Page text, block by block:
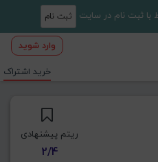
ثبت نام
وارد شوید
خرید اشتراک
ریتم پیشنهادی
2/4